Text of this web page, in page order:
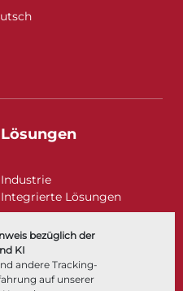
bezüglich der
KI
andere Tracking-
auf unserer
Lösungen
Industrie
Integrierte Lösungen